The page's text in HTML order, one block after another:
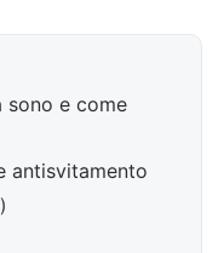
sono e come
antisvitamento